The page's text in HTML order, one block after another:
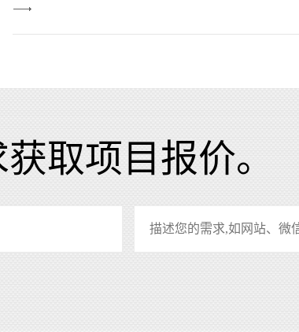
数达7 19亿人次，旅游业总收入逾4000亿元人民
View
More
取项目报价。